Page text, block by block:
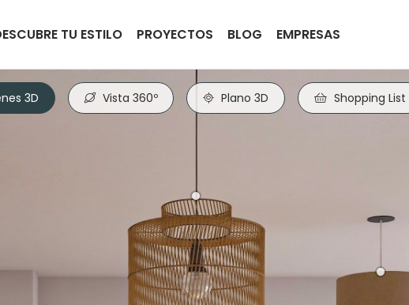
TU ESTILO PROYECTOS BLOG EMPRESAS
3D Vista 360º Plano 3D Shopping List